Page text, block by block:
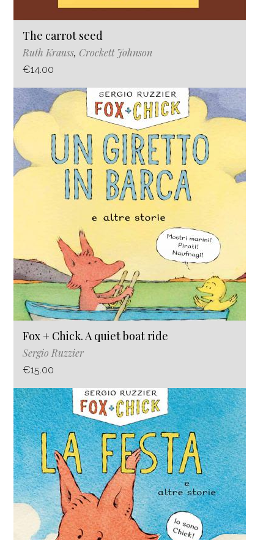
The carrot seed
Ruth Krauss, Crockett Johnson
€14.00
Fox + Chick. A quiet boat ride
Sergio Ruzzier
€15.00